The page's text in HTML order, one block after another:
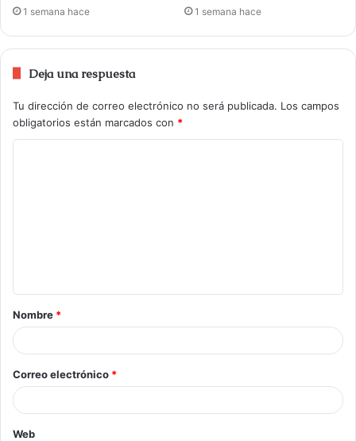
1 semana hace 1 semana hace
Deja una respuesta
Tu dirección de correo electrónico no será publicada. Los campos
obligatorios están marcados con *
Nombre *
Correo electrónico *
Web